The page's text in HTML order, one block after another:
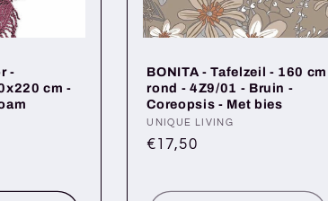
-
cm -
BONITA - Tafelzeil - 160 cm
rond - 4Z9/01 - Bruin -
Coreopsis - Met bies
Verkoper:
UNIQUE LIVING
Normale
€17,50